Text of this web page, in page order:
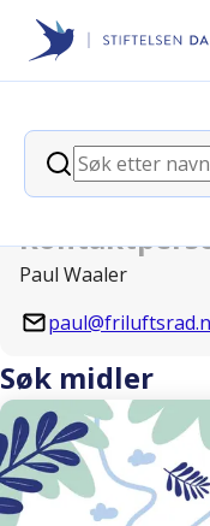
Stiftelsen Dam
Søk
back
Paul Waaler
Søk midler